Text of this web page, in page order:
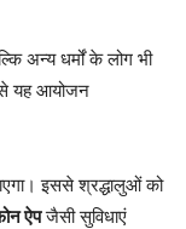
अन्य धर्मों के लोग भी
यह आयोजन
इससे श्रद्धालुओं को
ऐपजैसी सुविधाएं